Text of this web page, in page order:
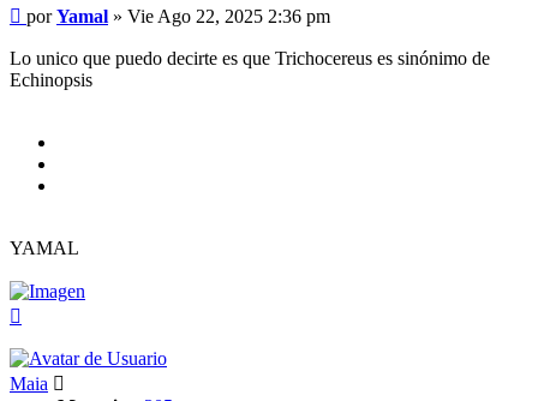
Mensaje
porYamal » Vie Ago 22, 2025 2:36 pm
Lo unico que puedo decirte es que Trichocereus es sinónimo de
Echinopsis
YAMAL
Maia